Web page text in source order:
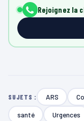
Rejoignez la
SUJETS : ARS
santé Urgences